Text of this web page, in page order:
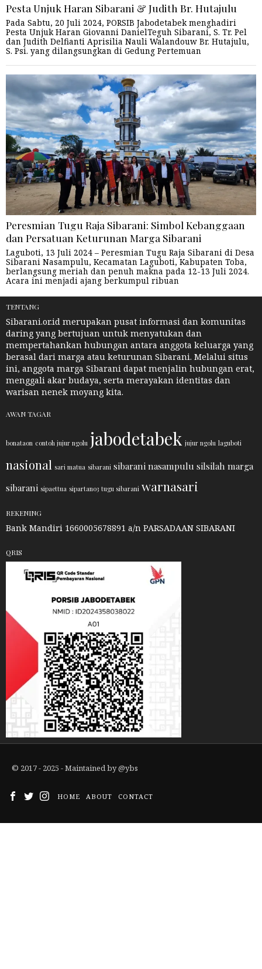
Pesta Unjuk Haran Sibarani & Judith Br. Hutajulu
Pada Sabtu, 20 Juli 2024, PORSIB Jabodetabek menghadiri
Pesta Unjuk Haran Giovanni DanielTeguh Sibarani, S. Tr. Pel
dan Judith Delfianti Aprisilia Nauli Walandouw Br. Hutajulu,
S. Psi. yang dilangsungkan di Gedung Pertemuan
Peresmian Tugu Raja Sibarani: Simbol Kebanggaan
dan Persatuan Keturunan Marga Sibarani
Laguboti, 13 Juli 2024 – Peresmian Tugu Raja Sibarani di Desa
Sibarani Nasampulu, Kecamatan Laguboti, Kabupaten Toba,
berlangsung meriah dan penuh makna pada 12-13 Juli 2024.
Acara ini menjadi ajang berkumpul ribuan
TENTANG
Sibarani.or.id merupakan pusat informasi dan komunitas
daring yang bertujuan untuk menyatukan dan
mempertahankan hubungan antara anggota keluarga yang
berasal dari marga atau keturunan Sibarani. Melalui situs
ini, anggota marga Sibarani dapat menjalin hubungan erat,
menggali akar budaya, serta merayakan identitas dan
warisan nenek moyang kita.
AWAN TAGAR
bonataon contoh jujur ngolu jabodetabek jujur ngolu laguboti
nasional sari matua sibarani sibarani nasampulu silsilah marga
sibarani sipaettua sipartano3 tugu sibarani warnasari
REKENING
Bank Mandiri 1660005678891 a/n PARSADAAN SIBARANI
QRIS
© 2017 - 2025 - Maintained by@ybs
HOME ABOUT CONTACT